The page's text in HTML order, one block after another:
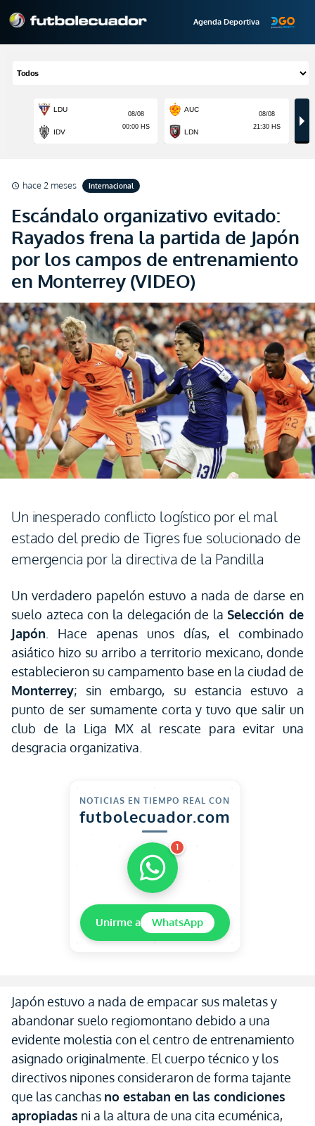
Agenda Deportiva
schedule hace 2 meses Internacional
Escándalo organizativo evitado:
Rayados frena la partida de Japón
por los campos de entrenamiento
en Monterrey (VIDEO)
Un inesperado conflicto logístico por el mal
estado del predio de Tigres fue solucionado de
emergencia por la directiva de la Pandilla
Un verdadero papelón estuvo a nada de darse en
suelo azteca con la delegación de la Selección de
Japón . Hace apenas unos días, el combinado
asiático hizo su arribo a territorio mexicano, donde
establecieron su campamento base en la ciudad de
Monterrey; sin embargo, su estancia estuvo a
punto de ser sumamente corta y tuvo que salir un
club de la Liga MX al rescate para evitar una
desgracia organizativa.
NOTICIAS EN TIEMPO REAL CON
futbolecuador.com
1
Unirme a WhatsApp
Japón estuvo a nada de empacar sus maletas y
abandonar suelo regiomontano debido a una
evidente molestia con el centro de entrenamiento
asignado originalmente. El cuerpo técnico y los
directivos nipones consideraron de forma tajante
que las canchas no estaban en las condiciones
apropiadas ni a la altura de una cita ecuménica,